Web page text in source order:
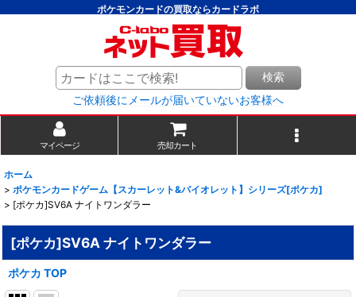
ポケモンカードの買取ならカードラボ
検索
ご依頼後にメールが届いていないお客様へ
マイページ 売却カート
ホーム
> ポケモンカードゲーム【スカーレット&バイオレット】シリーズ[ポケカ]
> [ポケカ]SV6A ナイトワンダラー
[ポケカ]SV6A ナイトワンダラー
ポケカ TOP